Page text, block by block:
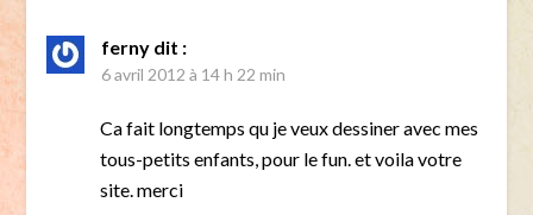
ferny dit :
6 avril 2012 à 14 h 22 min
Ca fait longtemps qu je veux dessiner avec mes
tous-petits enfants, pour le fun. et voila votre
site. merci